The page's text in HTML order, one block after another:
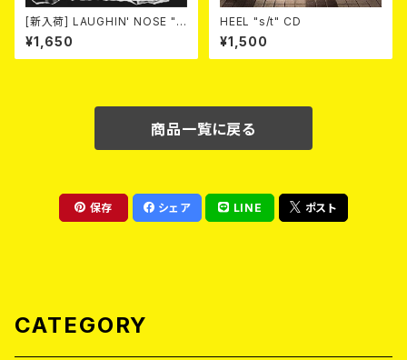
[新入荷] LAUGHIN' NOSE "G
ET THE GLORY" (CD)
¥1,650
HEEL "s/t" CD
¥1,500
商品一覧に戻る
保存 シェア LINE ポスト
CATEGORY